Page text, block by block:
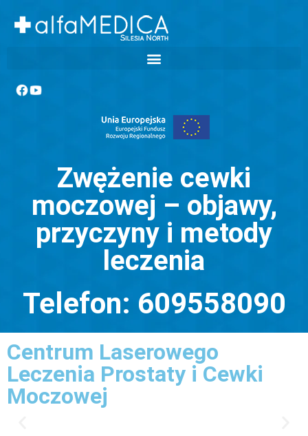
Zwężenie cewki
moczowej – objawy,
przyczyny i metody
leczenia
Telefon: 609558090
Centrum Laserowego
Leczenia Prostaty i Cewki
Moczowej